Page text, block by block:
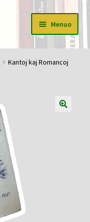
Menuo
Kantoj kaj Romancoj